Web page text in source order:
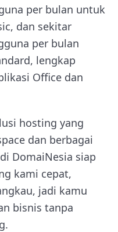
per bulan untuk
dan sekitar
per bulan
lengkap
Office dan
hosting yang
dan berbagai
DomaiNesia siap
kami cepat,
jadi kamu
bisnis tanpa